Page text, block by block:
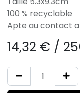
100 % recyclable
Apte au contact
14,32 € /